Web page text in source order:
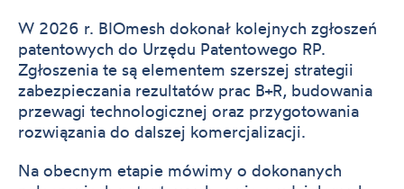
W 2026 r. BIOmesh dokonał kolejnych zgłoszeń
patentowych do Urzędu Patentowego RP.
Zgłoszenia te są elementem szerszej strategii
zabezpieczania rezultatów prac B+R, budowania
przewagi technologicznej oraz przygotowania
rozwiązania do dalszej komercjalizacji.
Na obecnym etapie mówimy o dokonanych